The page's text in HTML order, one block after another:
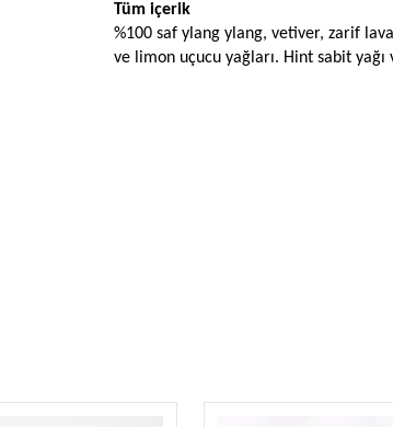
Tüm içerik
%100 saf ylang ylang, vetiver, zarif
ve limon uçucu yağları. Hint sabit yağı